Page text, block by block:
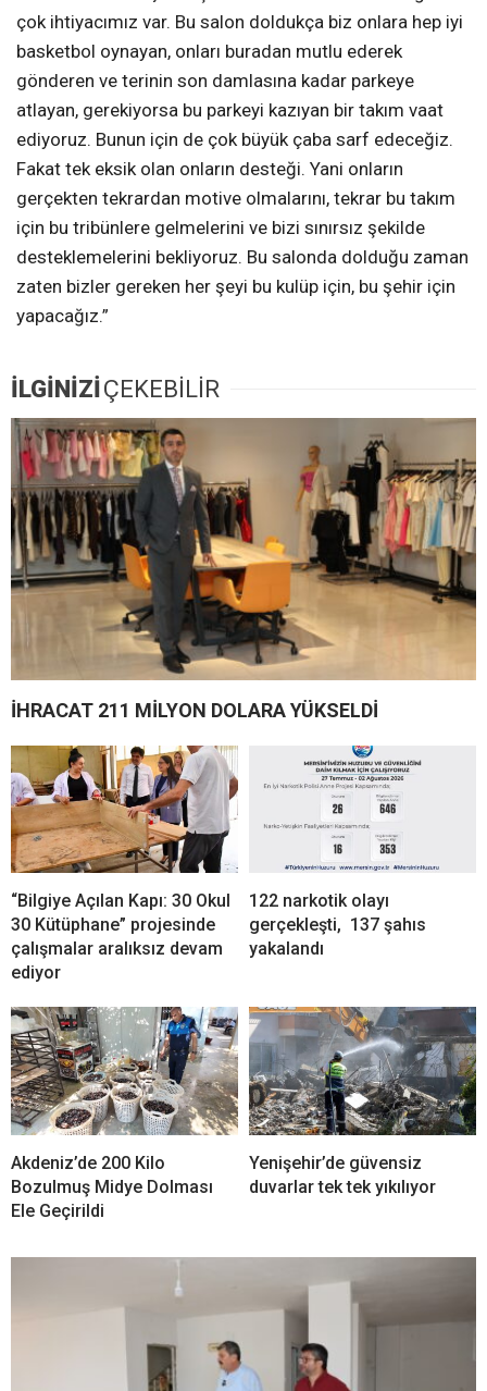
çok ihtiyacımız var. Bu salon doldukça biz onlara hep iyi
basketbol oynayan, onları buradan mutlu ederek
gönderen ve terinin son damlasına kadar parkeye
atlayan, gerekiyorsa bu parkeyi kazıyan bir takım vaat
ediyoruz. Bunun için de çok büyük çaba sarf edeceğiz.
Fakat tek eksik olan onların desteği. Yani onların
gerçekten tekrardan motive olmalarını, tekrar bu takım
için bu tribünlere gelmelerini ve bizi sınırsız şekilde
desteklemelerini bekliyoruz. Bu salonda dolduğu zaman
zaten bizler gereken her şeyi bu kulüp için, bu şehir için
yapacağız.”
İLGİNİZİÇEKEBİLİR
İHRACAT 211 MİLYON DOLARA YÜKSELDİ
“Bilgiye Açılan Kapı: 30 Okul
30 Kütüphane” projesinde
çalışmalar aralıksız devam
ediyor
122 narkotik olayı
gerçekleşti, 137 şahıs
yakalandı
Akdeniz’de 200 Kilo
Bozulmuş Midye Dolması
Ele Geçirildi
Yenişehir’de güvensiz
duvarlar tek tek yıkılıyor